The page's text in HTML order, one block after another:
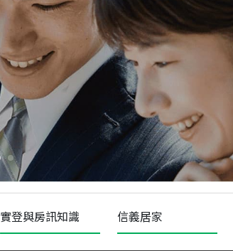
年 07 月 成交
四維天廈
新竹市新竹市四維路
115 月 成交
菁英典藏
新竹市新竹市慈祥路
實登與房訊知識 信義居家